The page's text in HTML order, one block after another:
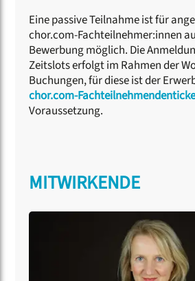
Eine passive Teilnahme ist für
chor.com-Fachteilnehmer:innen
Bewerbung möglich. Die
Zeitslots erfolgt im Rahmen der
Buchungen, für diese ist der
chor.com-
Voraussetzung.
MITWIRKENDE